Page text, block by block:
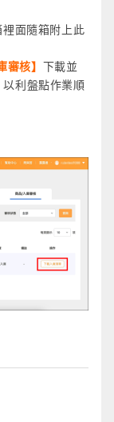
面隨箱附上此
審核】 下載並
利盤點作業順